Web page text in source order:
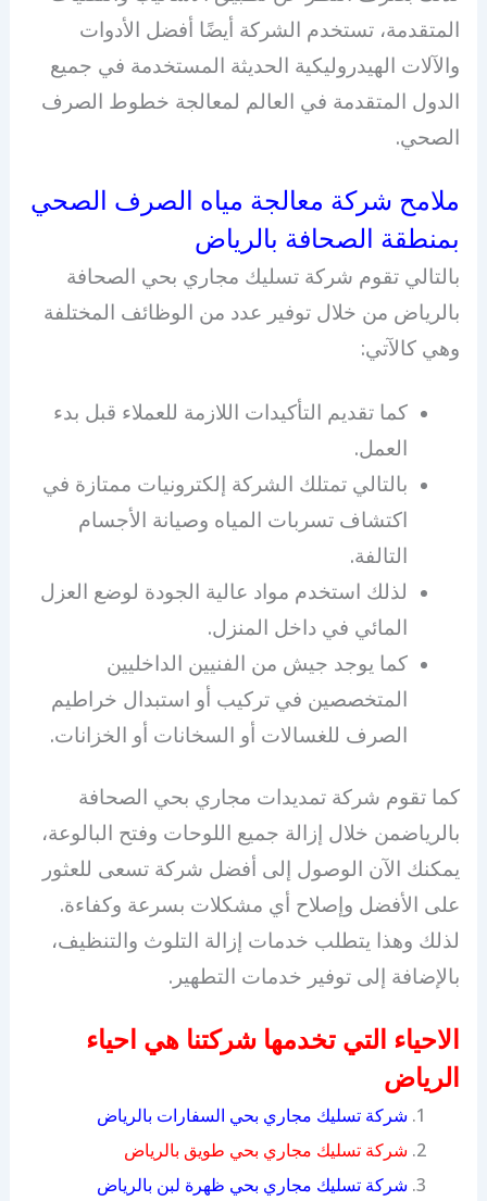
المتقدمة، تستخدم الشركة أيضًا أفضل الأدوات
والآلات الهيدروليكية الحديثة المستخدمة في جميع
الدول المتقدمة في العالم لمعالجة خطوط الصرف
الصحي.
ملامح شركة معالجة مياه الصرف الصحي
بمنطقة الصحافة بالرياض
بالتالي تقوم شركة تسليك مجاري بحي الصحافة
بالرياض من خلال توفير عدد من الوظائف المختلفة
وهي كالآتي:
كما تقديم التأكيدات اللازمة للعملاء قبل بدء
العمل.
بالتالي تمتلك الشركة إلكترونيات ممتازة في
اكتشاف تسربات المياه وصيانة الأجسام
التالفة.
لذلك استخدم مواد عالية الجودة لوضع العزل
المائي في داخل المنزل.
كما يوجد جيش من الفنيين الداخليين
المتخصصين في تركيب أو استبدال خراطيم
الصرف للغسالات أو السخانات أو الخزانات.
كما تقوم شركة تمديدات مجاري بحي الصحافة
بالرياضمن خلال إزالة جميع اللوحات وفتح البالوعة،
يمكنك الآن الوصول إلى أفضل شركة تسعى للعثور
على الأفضل وإصلاح أي مشكلات بسرعة وكفاءة.
لذلك وهذا يتطلب خدمات إزالة التلوث والتنظيف،
بالإضافة إلى توفير خدمات التطهير.
الاحياء التي تخدمها شركتنا هي احياء
الرياض
شركة تسليك مجاري بحي السفارات بالرياض
شركة تسليك مجاري بحي طويق بالرياض
شركة تسليك مجاري بحي ظهرة لبن بالرياض